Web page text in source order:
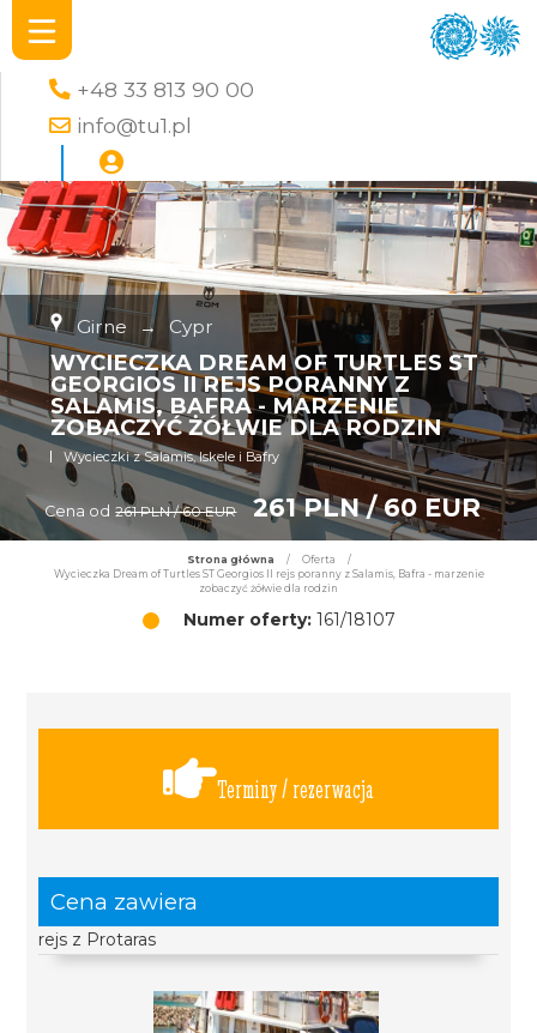
+48 33 813 90 00
info@tu1.pl
Girne → Cypr
WYCIECZKA DREAM OF TURTLES ST
GEORGIOS II REJS PORANNY Z
SALAMIS, BAFRA - MARZENIE
ZOBACZYĆ ŻÓŁWIE DLA RODZIN
Wycieczki z Salamis, Iskele i Bafry
Cena od 261 PLN / 60 EUR 261 PLN / 60 EUR
Strona główna / Oferta
/
Wycieczka Dream of Turtles ST Georgios II rejs poranny z Salamis, Bafra - marzenie
zobaczyć żółwie dla rodzin
Numer oferty:161/18107
Terminy / rezerwacja
Cena zawiera
rejs z Protaras